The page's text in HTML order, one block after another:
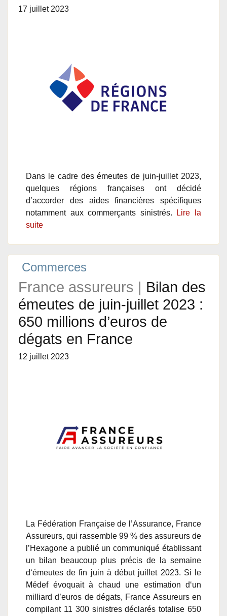
17 juillet 2023
Dans le cadre des émeutes de juin-juillet 2023,
quelques régions françaises ont décidé
d’accorder des aides financières spécifiques
notamment aux commerçants sinistrés.
Lire la
suite
Commerces
France assureurs | Bilan des
émeutes de juin-juillet 2023 :
650 millions d’euros de
dégats en France
12 juillet 2023
La Fédération Française de l’Assurance, France
Assureurs, qui rassemble 99 % des assureurs de
l’Hexagone a publié un communiqué établissant
un bilan beaucoup plus précis de la semaine
d‘émeutes de fin juin à début juillet 2023. Si le
Médef évoquait à chaud une estimation d‘un
milliard d’euros de dégats, France Assureurs en
compilant 11 300 sinistres déclarés totalise 650